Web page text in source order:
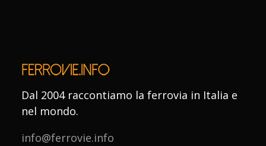
Dal 2004 raccontiamo la ferrovia in Italia e
nel mondo.
info@ferrovie.info